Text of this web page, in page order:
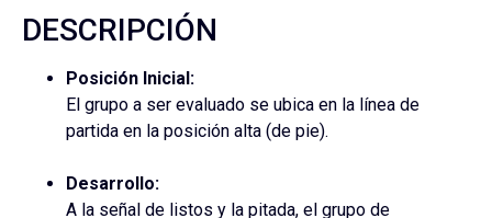
DESCRIPCIÓN
Posición Inicial:
El grupo a ser evaluado se ubica en la línea de
partida en la posición alta (de pie).
Desarrollo:
A la señal de listos y la pitada, el grupo de